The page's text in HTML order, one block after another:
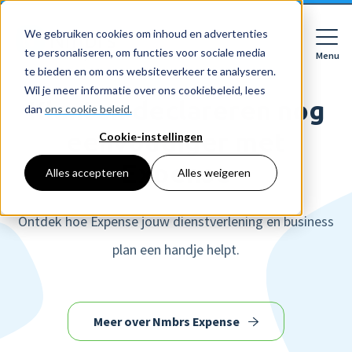
We gebruiken cookies om inhoud en advertenties
te personaliseren, om functies voor sociale media
te bieden en om ons websiteverkeer te analyseren.
Wil je meer informatie over ons cookiebeleid, lees
dan ons cookie beleid.
Cookie-instellingen
Alles accepteren Alles weigeren
Menu
Close
Softwarepakketten
Voor bedrijven
Voor accountants
Features
HR workflows
Verlofregistratie
Voor accountants
Academy
Klanten declareren nog
eenvoudiger met
Expense
Ontdek hoe Expense jouw dienstverlening en business
plan een handje helpt.
Meer over Nmbrs Expense